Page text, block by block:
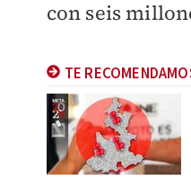
con seis
TE